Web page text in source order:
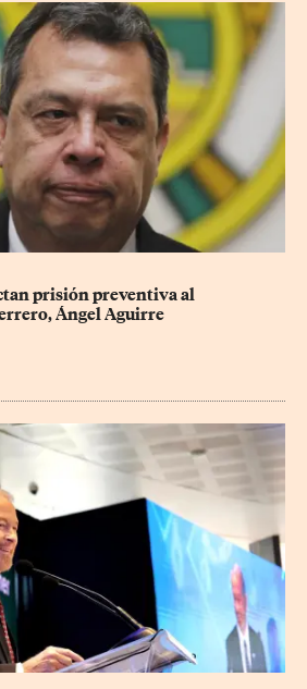
prisión preventiva al
Ángel Aguirre